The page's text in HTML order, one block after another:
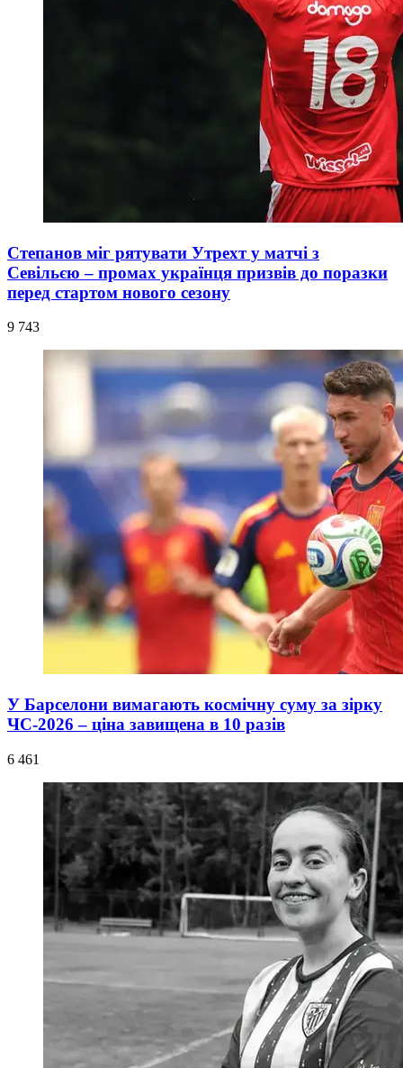
Степанов міг рятувати Утрехт у матчі з
Севільєю – промах українця призвів до поразки
перед стартом нового сезону
9 743
У Барселони вимагають космічну суму за зірку
ЧС-2026 – ціна завищена в 10 разів
6 461